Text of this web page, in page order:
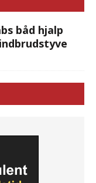
båd hjalp